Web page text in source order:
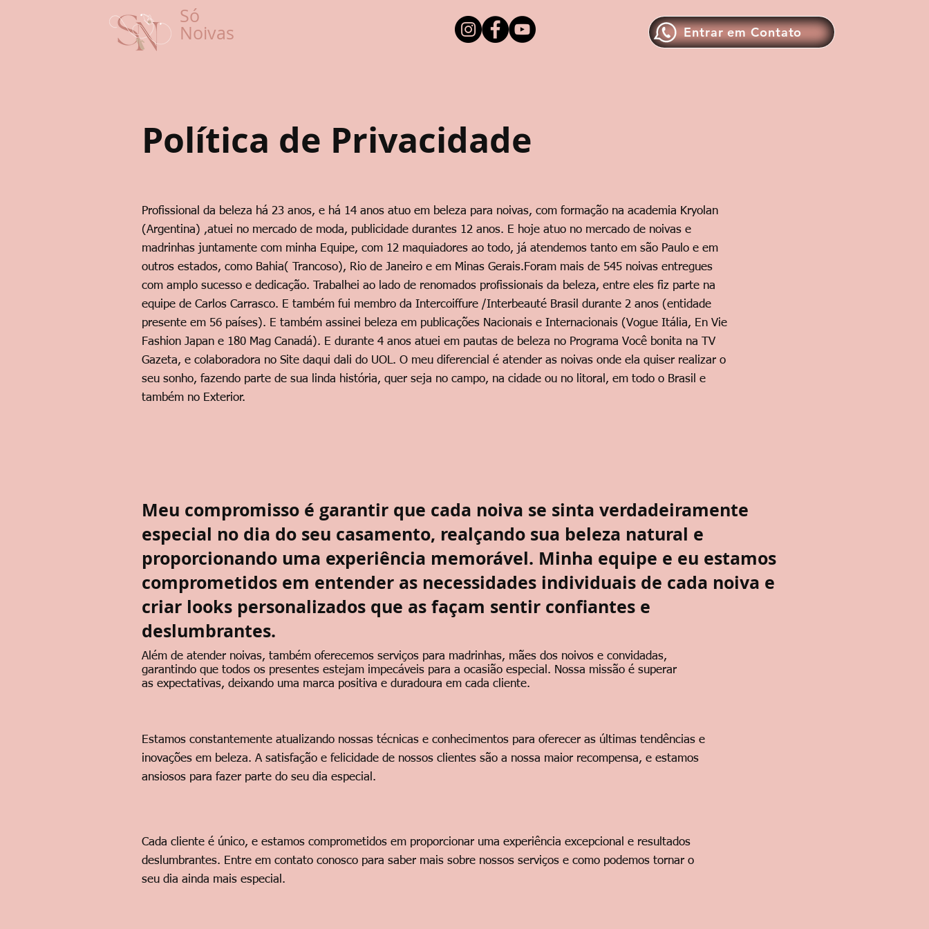
Só
Noivas Entrar em Contato
Política de Privacidade
Profissional da beleza há 23 anos, e há 14 anos atuo em beleza para noivas, com formação na academia Kryolan
(Argentina) ,atuei no mercado de moda, publicidade durantes 12 anos. E hoje atuo no mercado de noivas e
madrinhas juntamente com minha Equipe, com 12 maquiadores ao todo, já atendemos tanto em são Paulo e em
outros estados, como Bahia( Trancoso), Rio de Janeiro e em Minas Gerais.Foram mais de 545 noivas entregues
com amplo sucesso e dedicação. Trabalhei ao lado de renomados profissionais da beleza, entre eles fiz parte na
equipe de Carlos Carrasco. E também fui membro da Intercoiffure /Interbeauté Brasil durante 2 anos (entidade
presente em 56 países). E também assinei beleza em publicações Nacionais e Internacionais (Vogue Itália, En Vie
Fashion Japan e 180 Mag Canadá). E durante 4 anos atuei em pautas de beleza no Programa Você bonita na TV
Gazeta, e colaboradora no Site daqui dali do UOL. O meu diferencial é atender as noivas onde ela quiser realizar o
seu sonho, fazendo parte de sua linda história, quer seja no campo, na cidade ou no litoral, em todo o Brasil e
também no Exterior.
Meu compromisso é garantir que cada noiva se sinta verdadeiramente
especial no dia do seu casamento, realçando sua beleza natural e
proporcionando uma experiência memorável. Minha equipe e eu estamos
comprometidos em entender as necessidades individuais de cada noiva e
criar looks personalizados que as façam sentir confiantes e
deslumbrantes.
Além de atender noivas, também oferecemos serviços para madrinhas, mães dos noivos e convidadas,
garantindo que todos os presentes estejam impecáveis para a ocasião especial. Nossa missão é superar
as expectativas, deixando uma marca positiva e duradoura em cada cliente.
Estamos constantemente atualizando nossas técnicas e conhecimentos para oferecer as últimas tendências e
inovações em beleza. A satisfação e felicidade de nossos clientes são a nossa maior recompensa, e estamos
ansiosos para fazer parte do seu dia especial.
Cada cliente é único, e estamos comprometidos em proporcionar uma experiência excepcional e resultados
deslumbrantes. Entre em contato conosco para saber mais sobre nossos serviços e como podemos tornar o
seu dia ainda mais especial.